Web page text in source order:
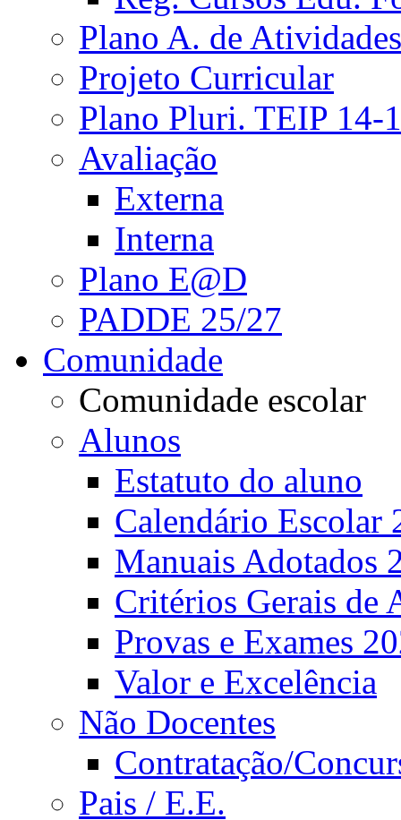
Plano A. de Atividades
Projeto Curricular
Plano Pluri. TEIP 14-
Avaliação
Externa
Interna
Plano E@D
PADDE 25/27
Comunidade
Comunidade escolar
Alunos
Estatuto do aluno
Calendário Escolar
Manuais Adotados
Critérios Gerais de
Provas e Exames
Valor e Excelência
Não Docentes
Contratação/
Pais / E.E.